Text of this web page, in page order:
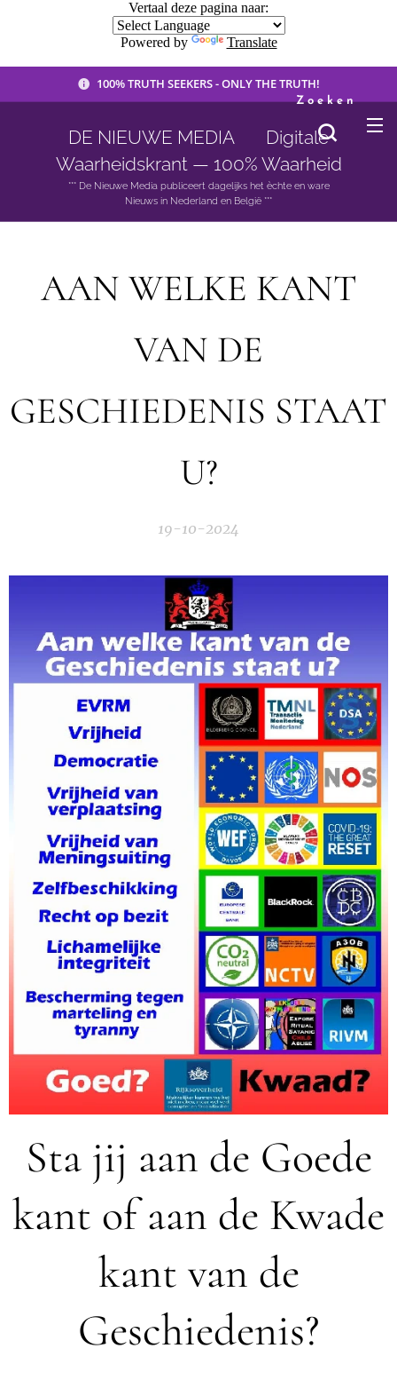
Vertaal deze pagina naar:
Powered by Translate
100% TRUTH SEEKERS - ONLY THE TRUTH!
DE NIEUWE MEDIA 🟣 Digitale
Waarheidskrant — 100% Waarheid
*** De Nieuwe Media publiceert dagelijks het èchte en ware
Nieuws in Nederland en België ***
Zoeken
AAN WELKE KANT
VAN DE
GESCHIEDENIS STAAT
U?
19-10-2024
Sta jij aan de Goede
kant of aan de Kwade
kant van de
Geschiedenis?